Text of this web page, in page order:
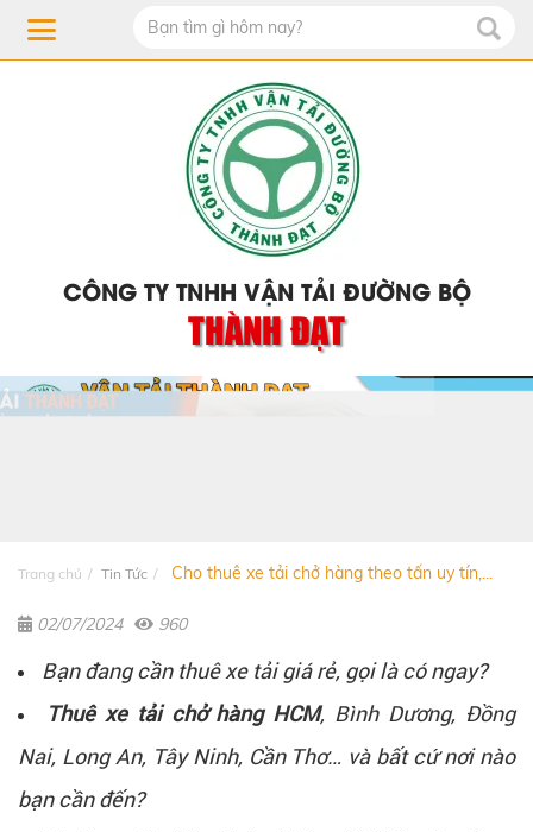
CÔNG TY TNHH VẬN TẢI ĐƯỜNG BỘ
THÀNH ĐẠT
Trang chủ Tin Tức Cho thuê xe tải chở hàng theo tấn uy tín,...
02/07/2024 960
Bạn đang cần thuê xe tải giá rẻ, gọi là có ngay?
Thuê xe tải chở hàng HCM, Bình Dương, Đồng
Nai, Long An, Tây Ninh, Cần Thơ… và bất cứ nơi nào
bạn cần đến?